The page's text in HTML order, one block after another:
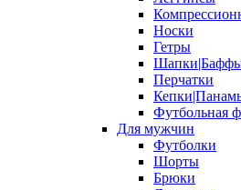
Носки
Гетры
Перчатки
Футбольная
Для мужчин
Футболки
Шорты
Брюки